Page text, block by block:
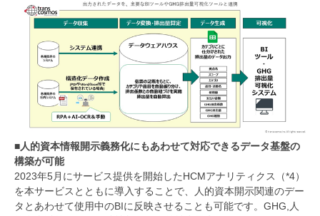
■人的資本情報開示義務化にもあわせて対応できるデータ基盤の
構築が可能
2023年5月にサービス提供を開始したHCMアナリティクス（*4）
を本サービスとともに導入することで、人的資本開示関連のデー
タとあわせて使用中のBIに反映させることも可能です。GHG,人